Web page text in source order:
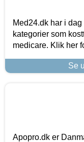
Med24.dk har i
kategorier som
medicare. Klik her
Se
Apopro.dk er